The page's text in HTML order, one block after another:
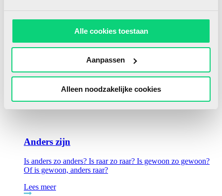
Alle cookies toestaan
Aanpassen
Alleen noodzakelijke cookies
31/03/2019
Anders zijn
Is anders zo anders? Is raar zo raar? Is gewoon zo gewoon?
Of is gewoon, anders raar?
Lees meer